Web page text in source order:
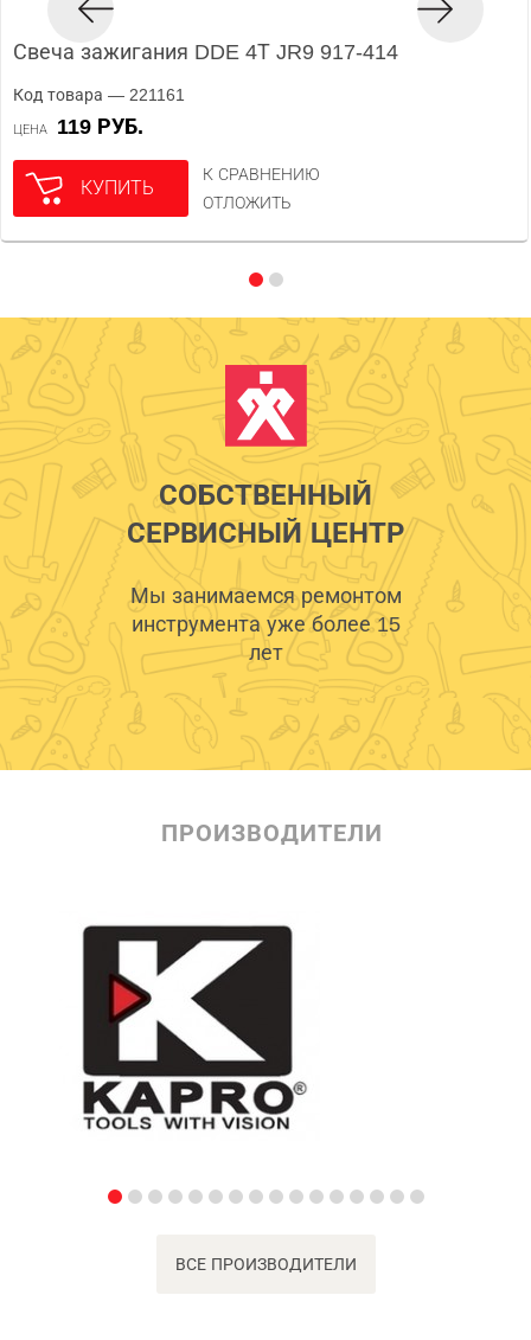
Свеча зажигания DDE 4Т JR9 917-414
Код товара — 221161
ЦЕНА 119 РУБ.
КУПИТЬ
К СРАВНЕНИЮ
ОТЛОЖИТЬ
СОБСТВЕННЫЙ
СЕРВИСНЫЙ ЦЕНТР
Мы занимаемся ремонтом
инструмента уже более 15
лет
ПРОИЗВОДИТЕЛИ
ВСЕ ПРОИЗВОДИТЕЛИ